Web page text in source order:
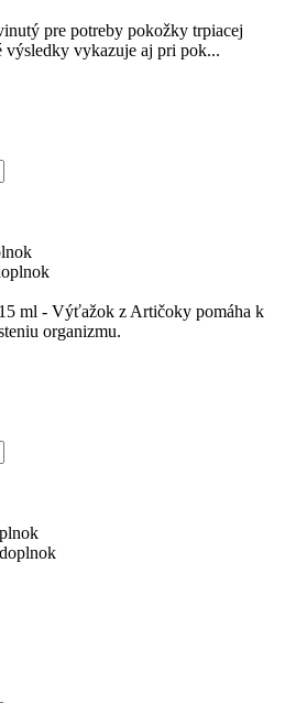
pre potreby pokožky trpiacej
výsledky vykazuje aj pri pok...
ml - Výťažok z Artičoky pomáha k
organizmu.